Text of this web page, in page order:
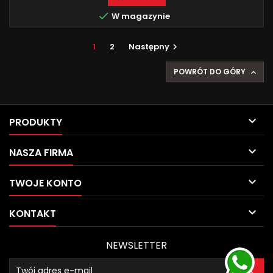
 W magazynie
1 2 Następny 
POWRÓT DO GÓRY 
PRODUKTY 
NASZA FIRMA 
TWOJE KONTO 
KONTAKT 
NEWSLETTER